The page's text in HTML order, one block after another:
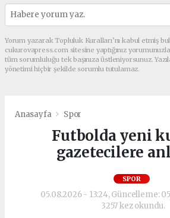
Yorum yazarak Topluluk Kuralları’nı kabul etmiş
cukurovapress.com sitesine yaptığınız
tüm sorumluluğu tek başınıza üstleniyorsunuz.
yönetimi hiçbir şekilde sorumlu tutulamaz.
Anasayfa Spor
Futbolda yeni
gazetecilere
SPOR
05.08.2026 - 13:24, Güncelleme:
3257 kez okundu.